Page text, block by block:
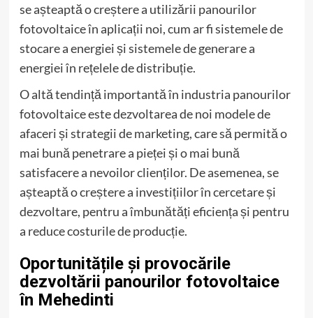
se așteaptă o creștere a utilizării panourilor
fotovoltaice în aplicații noi, cum ar fi sistemele de
stocare a energiei și sistemele de generare a
energiei în rețelele de distribuție.
O altă tendință importantă în industria panourilor
fotovoltaice este dezvoltarea de noi modele de
afaceri și strategii de marketing, care să permită o
mai bună penetrare a pieței și o mai bună
satisfacere a nevoilor clienților. De asemenea, se
așteaptă o creștere a investițiilor în cercetare și
dezvoltare, pentru a îmbunătăți eficiența și pentru
a reduce costurile de producție.
Oportunitățile și provocările
dezvoltării panourilor fotovoltaice
în Mehedinti